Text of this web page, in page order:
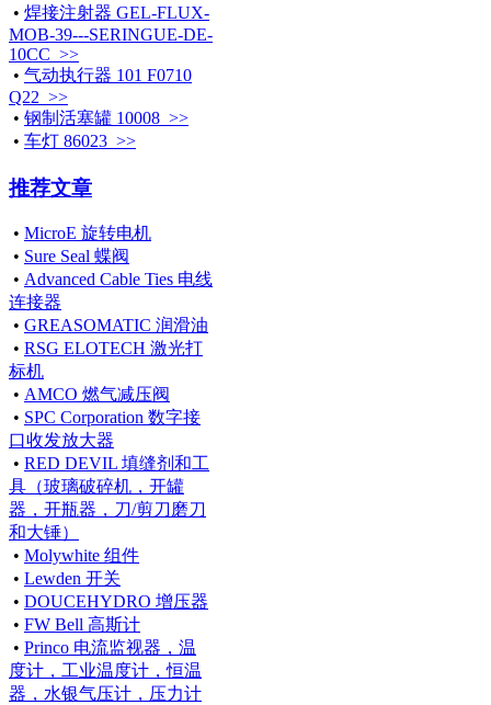
• 焊接注射器 GEL-FLUX-
MOB-39---SERINGUE-DE-
10CC >>
• 气动执行器 101 F0710
Q22 >>
• 钢制活塞罐 10008 >>
• 车灯 86023 >>
推荐文章
• MicroE 旋转电机
• Sure Seal 蝶阀
• Advanced Cable Ties 电线
连接器
• GREASOMATIC 润滑油
• RSG ELOTECH 激光打
标机
• AMCO 燃气减压阀
• SPC Corporation 数字接
口收发放大器
• RED DEVIL 填缝剂和工
具（玻璃破碎机，开罐
器，开瓶器，刀/剪刀磨刀
和大锤）
• Molywhite 组件
• Lewden 开关
• DOUCEHYDRO 增压器
• FW Bell 高斯计
• Princo 电流监视器，温
度计，工业温度计，恒温
器，水银气压计，压力计